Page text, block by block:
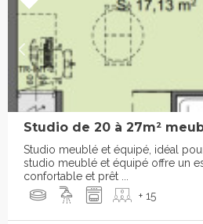
Studio de 20 à 27m²
Studio meublé et équipé, idéal
studio meublé et équipé offre un
confortable et prêt ...
+ 15